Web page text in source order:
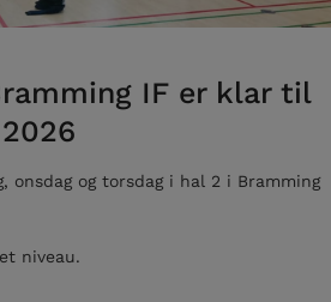
IF er klar til
onsdag og torsdag i hal 2 i Bramming
niveau.